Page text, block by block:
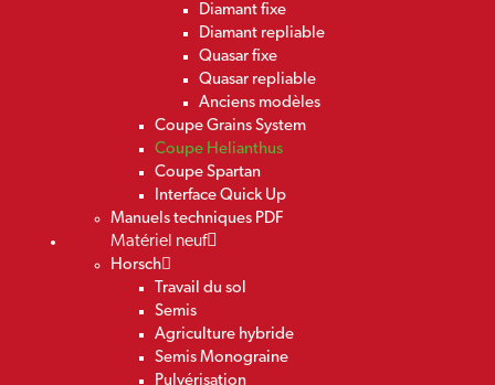
Diamant fixe
Diamant repliable
Quasar fixe
Quasar repliable
Anciens modèles
Coupe Grains System
Coupe Helianthus
Coupe Spartan
Interface Quick Up
Manuels techniques PDF
Matériel neuf
Horsch
Travail du sol
Semis
Agriculture hybride
Semis Monograine
Pulvérisation